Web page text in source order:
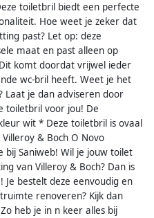
toiletbril biedt een perfecte
Hoe weet je zeker dat
past? Let op: deze
maat en past alleen op
komt doordat vrijwel ieder
wc-bril heeft. Weet je het
Laat je dan adviseren door
toiletbril voor jou! De
wit * Deze toiletbril is ovaal
& Boch O Novo
Saniweb! Wil je jouw toilet
van Villeroy & Boch? Dan is
bestelt deze eenvoudig en
renoveren? Kijk dan
heb je in n keer alles bij